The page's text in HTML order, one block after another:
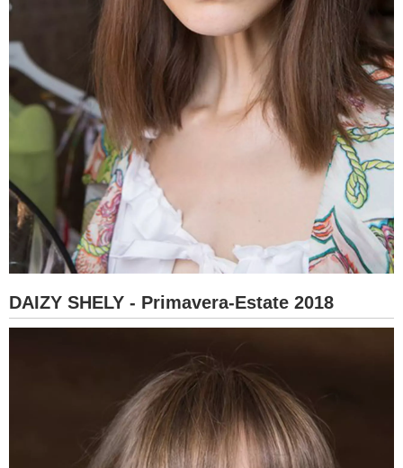
DAIZY SHELY - Primavera-Estate 2018